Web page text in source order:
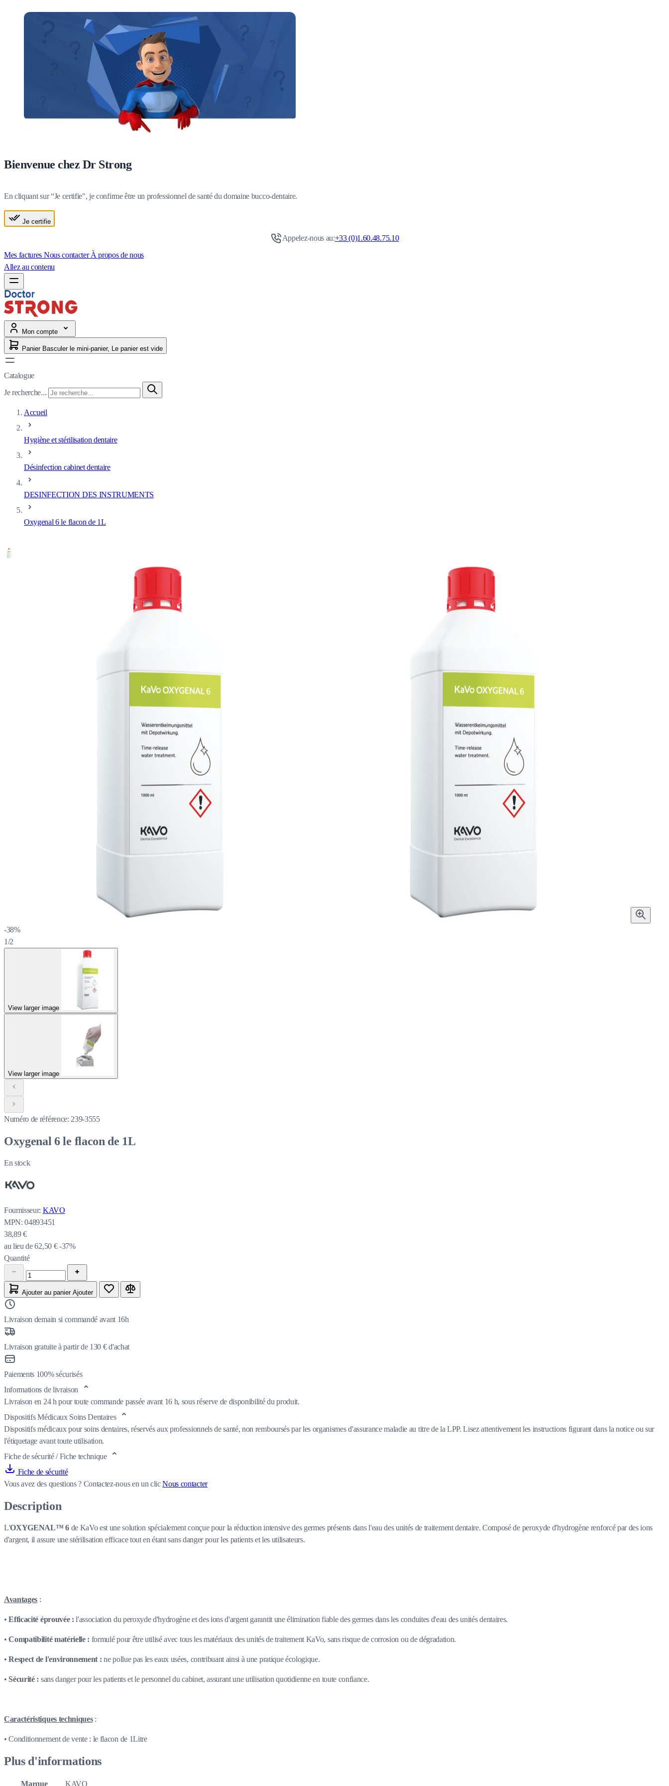
Bienvenue chez Dr Strong
En cliquant sur “Je certifie", je confirme être un professionnel de santé du domaine bucco-dentaire.
Je certifie
Appelez-nous au:+33 (0)1.60.48.75.10
Mes factures Nous contacterÀ propos de nous
Allez au contenu
Mon compte
Panier Basculer le mini-panier, Le panier est vide
Catalogue
Je recherche...
Accueil
Hygiène et stérilisation dentaire
Désinfection cabinet dentaire
DESINFECTION DES INSTRUMENTS
Oxygenal 6 le flacon de 1L
-38%
1/2
View larger image
View larger image
Numéro de référence: 239-3555
Oxygenal 6 le flacon de 1L
En stock
Fournisseur: KAVO
MPN: 04893451
38,89 €
au lieu de62,50 € -37%
Quantité
Ajouter au panier Ajouter
Livraison demain si commandé avant 16h
Livraison gratuite à partir de 130 € d'achat
Paiements 100% sécurisés
Informations de livraison
Livraison en 24 h pour toute commande passée avant 16 h, sous réserve de disponibilité du produit.
Dispositifs Médicaux Soins Dentaires
Dispositifs médicaux pour soins dentaires, réservés aux professionnels de santé, non remboursés par les organismes d'assurance maladie au titre de la LPP. Lisez attentivement les instructions figurant dans la notice ou sur
l'étiquetage avant toute utilisation.
Fiche de sécurité / Fiche technique
Fiche de sécurité
Vous avez des questions ? Contactez-nous en un clicNous contacter
Description
L'OXYGENAL™ 6de KaVo est une solution spécialement conçue pour la réduction intensive des germes présents dans l'eau des unités de traitement dentaire. Composé de peroxyde d'hydrogène renforcé par des ions
d'argent, il assure une stérilisation efficace tout en étant sans danger pour les patients et les utilisateurs.
Avantages :
•Efficacité éprouvée : l'association du peroxyde d'hydrogène et des ions d'argent garantit une élimination fiable des germes dans les conduites d'eau des unités dentaires.
•Compatibilité matérielle : formulé pour être utilisé avec tous les matériaux des unités de traitement KaVo, sans risque de corrosion ou de dégradation.
•Respect de l'environnement : ne pollue pas les eaux usées, contribuant ainsi à une pratique écologique.
•Sécurité : sans danger pour les patients et le personnel du cabinet, assurant une utilisation quotidienne en toute confiance.
Caractéristiques techniques:
• Conditionnement de vente : le flacon de 1Litre
Plus d'informations
Marque KAVO